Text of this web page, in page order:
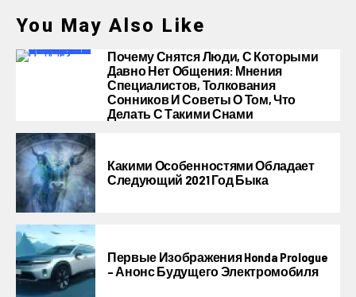
You May Also Like
Почему Снятся Люди, С Которыми
Давно Нет Общения: Мнения
Специалистов, Толкования
Сонников И Советы О Том, Что
Делать С Такими Снами
Какими Особенностями Обладает
Следующий 2021 Год Быка
Первые Изображения Honda Prologue
– Анонс Будущего Электромобиля